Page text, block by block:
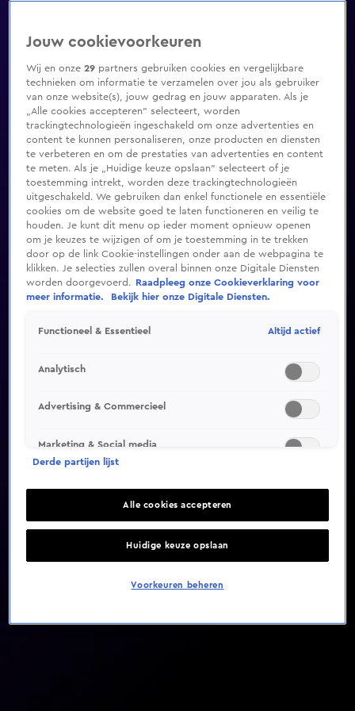
Video helaas niet gevonden
Jouw cookievoorkeuren
Wij en onze29 partners gebruiken cookies en vergelijkbare
technieken om informatie te verzamelen over jou als gebruiker
van onze website(s), jouw gedrag en jouw apparaten. Als je
„Alle cookies accepteren” selecteert, worden
trackingtechnologieën ingeschakeld om onze advertenties en
content te kunnen personaliseren, onze producten en diensten
te verbeteren en om de prestaties van advertenties en content
te meten. Als je „Huidige keuze opslaan” selecteert of je
toestemming intrekt, worden deze trackingtechnologieën
uitgeschakeld. We gebruiken dan enkel functionele en essentiële
cookies om de website goed te laten functioneren en veilig te
houden. Je kunt dit menu op ieder moment opnieuw openen
om je keuzes te wijzigen of om je toestemming in te trekken
door op de link Cookie-instellingen onder aan de webpagina te
klikken. Je selecties zullen overal binnen onze Digitale Diensten
worden doorgevoerd.
Raadpleeg onze Cookieverklaring voor
meer informatie.
Bekijk hier onze Digitale Diensten.
Functioneel & Essentieel Altijd actief
Analytisch
Advertising & Commercieel
Marketing & Social media
Derde partijen lijst
Alle cookies accepteren
Huidige keuze opslaan
Voorkeuren beheren